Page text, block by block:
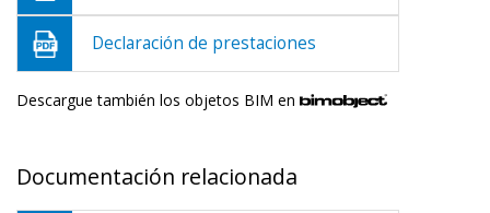
Declaración de prestaciones
Descargue también los objetos BIM en
Documentación relacionada